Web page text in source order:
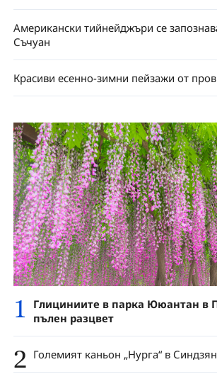
Американски тийнейджъри се
Съчуан
Красиви есенно-зимни пейзажи от
1
Глициниите в парка Ююантан в
пълен разцвет
2 Големият каньон „Нурга“ в Синдзян